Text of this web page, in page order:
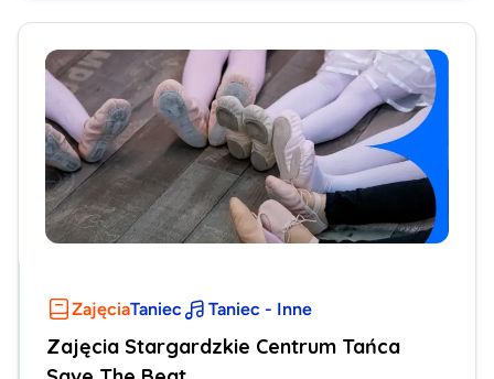
ZajęciaTaniec Taniec - Inne
Zajęcia Stargardzkie Centrum Tańca